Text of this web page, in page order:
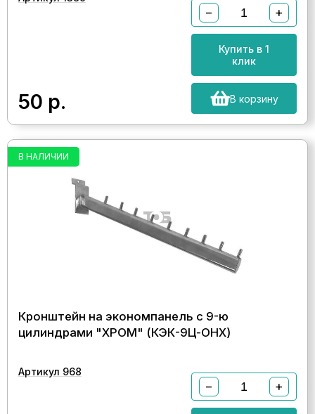
50 р.
− +
Купить в 1
клик
В корзину
В НАЛИЧИИ
Кронштейн на экономпанель с 9-ю
цилиндрами "ХРОМ" (КЭК-9Ц-ОНХ)
Артикул 968
− +